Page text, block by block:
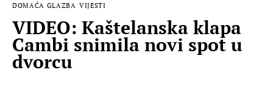
MUSIC BOX
DOMAĆA GLAZBA VIJESTI
VIDEO: Kaštelanska klapa
Cambi snimila novi spot u
dvorcu